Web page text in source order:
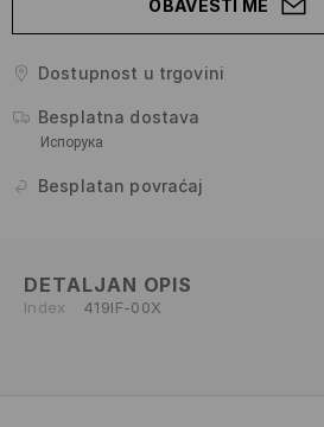
OBAVESTI ME
Dostupnost u trgovini
Besplatna dostava
Испорука
Besplatan povraćaj
DETALJAN OPIS
Index 419IF-00X